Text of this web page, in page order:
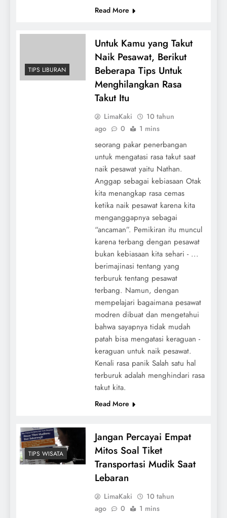
Read More
TIPS LIBURAN
Untuk Kamu yang Takut
Naik Pesawat, Berikut
Beberapa Tips Untuk
Menghilangkan Rasa
Takut Itu
LimaKaki
10 tahun
ago
0 1 mins
seorang pakar penerbangan
untuk mengatasi rasa takut saat
naik pesawat yaitu Nathan.
Anggap sebagai kebiasaan Otak
kita menangkap rasa cemas
ketika naik pesawat karena kita
menganggapnya sebagai
“ancaman”. Pemikiran itu muncul
karena terbang dengan pesawat
bukan kebiasaan kita sehari - ...
berimajinasi tentang yang
terburuk tentang pesawat
terbang. Namun, dengan
mempelajari bagaimana pesawat
modren dibuat dan mengetahui
bahwa sayapnya tidak mudah
patah bisa mengatasi keraguan -
keraguan untuk naik pesawat.
Kenali rasa panik Salah satu hal
terburuk adalah menghindari rasa
takut kita.
Read More
TIPS WISATA
Jangan Percayai Empat
Mitos Soal Tiket
Transportasi Mudik Saat
Lebaran
LimaKaki
10 tahun
ago
0 1 mins